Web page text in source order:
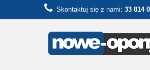
Skontaktuj się z nami: 33 814